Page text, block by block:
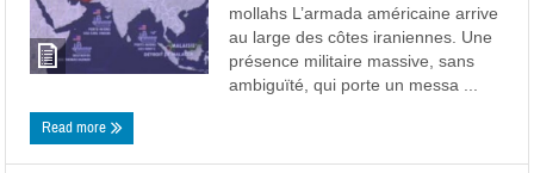
mollahs L’armada américaine arrive
au large des côtes iraniennes. Une
présence militaire massive, sans
ambiguïté, qui porte un messa ...
Read more